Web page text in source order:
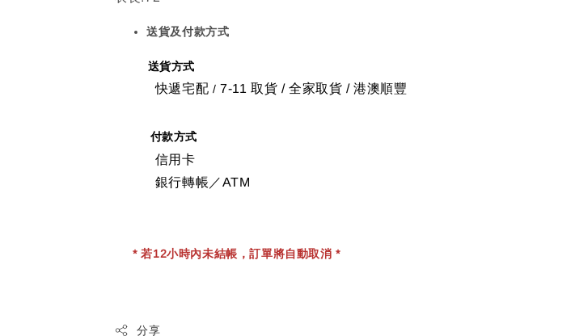
送貨及付款方式
送貨方式
快遞宅配 / 7-11 取貨 /全家取貨 / 港澳順豐
付款方式
信用卡
銀行轉帳／ATM
* 若12小時內未結帳，訂單將自動取消 *
分享